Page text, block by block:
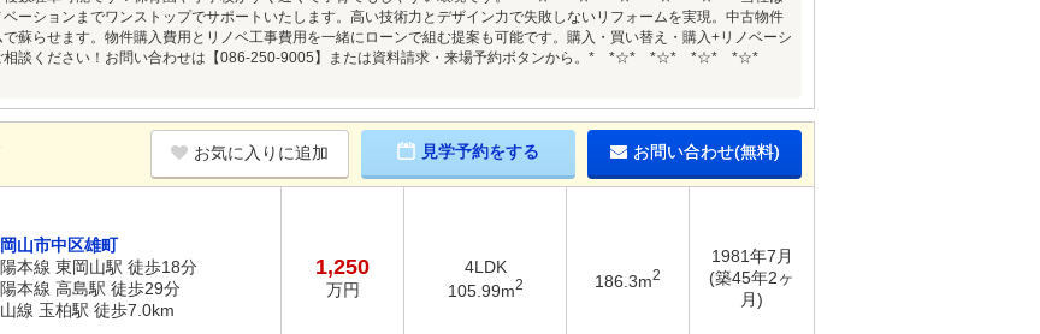
ーションまでワンストップでサポートいたします。高い技術力とデザイン力で失敗しないリフォームを実現。中古物件
蘇らせます。物件購入費用とリノベ工事費用を一緒にローンで組む提案も可能です。購入・買い替え・購入+リノベーシ
相談ください！お問い合わせは【086-250-9005】または資料請求・来場予約ボタンから。* *☆* *☆* *☆* *☆*
お気に入りに追加 見学予約をする お問い合わせ(無料)
山市中区雄町
陽本線 東岡山駅 徒歩18分
陽本線 高島駅 徒歩29分
山線 玉柏駅 徒歩7.0km
1,250
万円
4LDK
105.99m2 186.3m2
1981年7月
(築45年2ヶ
月)